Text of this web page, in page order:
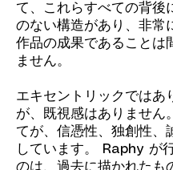
て、これらすべての背後
のない構造があり、非常
作品の成果であることは
ません。
エキセントリックではあ
が、既視感はありません
てが、信憑性、独創性、
しています。 Raphy が
のは、過去に描かれたも